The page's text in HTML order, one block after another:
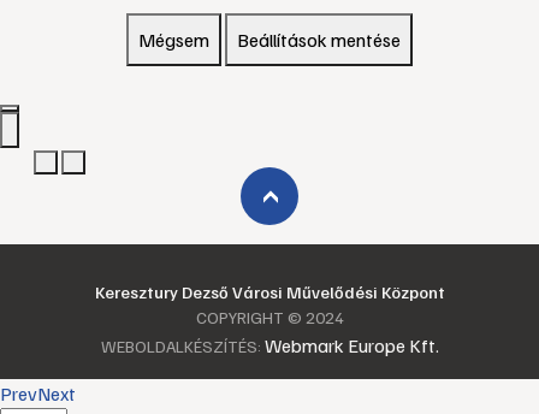
Mégsem Beállítások mentése
›
Keresztury Dezső Városi Művelődési Központ
COPYRIGHT © 2024
WEBOLDALKÉSZÍTÉS: Webmark Europe Kft.
PrevNext